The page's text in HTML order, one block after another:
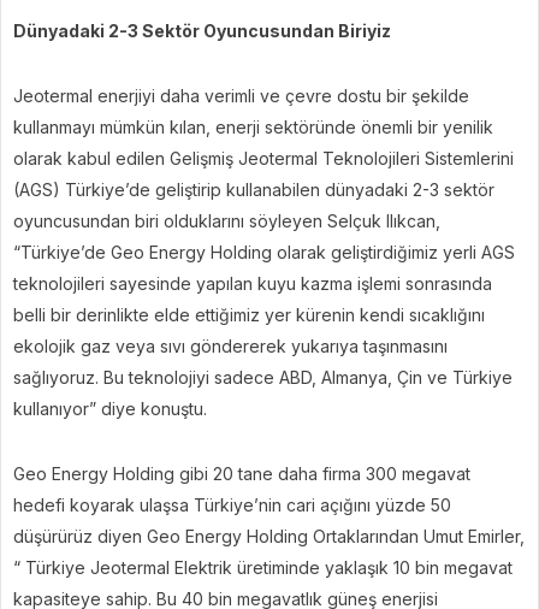
Dünyadaki 2-3 Sektör Oyuncusundan Biriyiz
Jeotermal enerjiyi daha verimli ve çevre dostu bir şekilde
kullanmayı mümkün kılan, enerji sektöründe önemli bir yenilik
olarak kabul edilen Gelişmiş Jeotermal Teknolojileri Sistemlerini
(AGS) Türkiye’de geliştirip kullanabilen dünyadaki 2-3 sektör
oyuncusundan biri olduklarını söyleyen Selçuk Ilıkcan,
“Türkiye’de Geo Energy Holding olarak geliştirdiğimiz yerli AGS
teknolojileri sayesinde yapılan kuyu kazma işlemi sonrasında
belli bir derinlikte elde ettiğimiz yer kürenin kendi sıcaklığını
ekolojik gaz veya sıvı göndererek yukarıya taşınmasını
sağlıyoruz. Bu teknolojiyi sadece ABD, Almanya, Çin ve Türkiye
kullanıyor” diye konuştu.
Geo Energy Holding gibi 20 tane daha firma 300 megavat
hedefi koyarak ulaşsa Türkiye’nin cari açığını yüzde 50
düşürürüz diyen Geo Energy Holding Ortaklarından Umut Emirler,
“ Türkiye Jeotermal Elektrik üretiminde yaklaşık 10 bin megavat
kapasiteye sahip. Bu 40 bin megavatlık güneş enerjisi